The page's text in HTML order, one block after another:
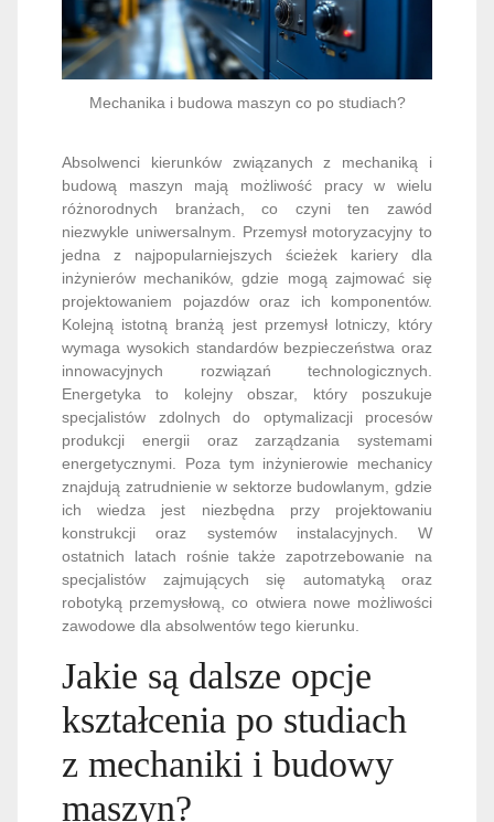
Mechanika i budowa maszyn co po studiach?
Absolwenci kierunków związanych z mechaniką i
budową maszyn mają możliwość pracy w wielu
różnorodnych branżach, co czyni ten zawód
niezwykle uniwersalnym. Przemysł motoryzacyjny to
jedna z najpopularniejszych ścieżek kariery dla
inżynierów mechaników, gdzie mogą zajmować się
projektowaniem pojazdów oraz ich komponentów.
Kolejną istotną branżą jest przemysł lotniczy, który
wymaga wysokich standardów bezpieczeństwa oraz
innowacyjnych rozwiązań technologicznych.
Energetyka to kolejny obszar, który poszukuje
specjalistów zdolnych do optymalizacji procesów
produkcji energii oraz zarządzania systemami
energetycznymi. Poza tym inżynierowie mechanicy
znajdują zatrudnienie w sektorze budowlanym, gdzie
ich wiedza jest niezbędna przy projektowaniu
konstrukcji oraz systemów instalacyjnych. W
ostatnich latach rośnie także zapotrzebowanie na
specjalistów zajmujących się automatyką oraz
robotyką przemysłową, co otwiera nowe możliwości
zawodowe dla absolwentów tego kierunku.
Jakie są dalsze opcje
kształcenia po studiach
z mechaniki i budowy
maszyn?